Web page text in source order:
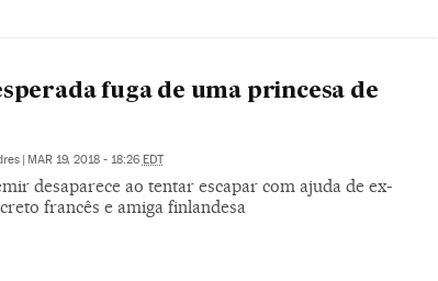
fuga de uma princesa de
| MAR 19, 2018 - 18:26 EDT
desaparece ao tentar escapar com ajuda de ex-
francês e amiga finlandesa